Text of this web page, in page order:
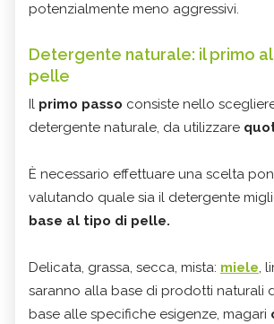
potenzialmente meno aggressivi.
Detergente naturale: il primo
pelle
Il primo passo consiste nello
detergente naturale, da utilizzare
È necessario effettuare una scelta
valutando quale sia il detergente
base al tipo di pelle.
Delicata, grassa, secca, mista: miele,
saranno alla base di prodotti naturali
base alle specifiche esigenze, magari